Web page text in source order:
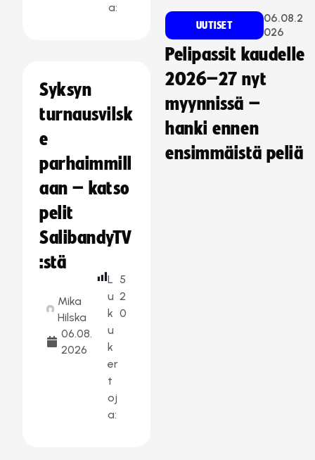
a:
Syksyn
turnausvilsk
e
parhaimmill
aan – katso
pelit
SalibandyTV
:stä
Mika
Hilska
06.08.
2026
L
u
k
u
k
er
t
oj
a:
5
2
0
UUTISET
06.08.2
026
Pelipassit kaudelle
2026–27 nyt
myynnissä –
hanki ennen
ensimmäistä peliä